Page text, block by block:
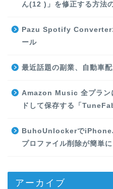
ん(12 )」を修正する方法
Pazu Spotify Converter:
ール
最近話題の副業、自動車
Amazon Music 全プラン
ドして保存する「
BuhoUnlockerでiPhone
プロファイル削除が簡単に
アーカイブ